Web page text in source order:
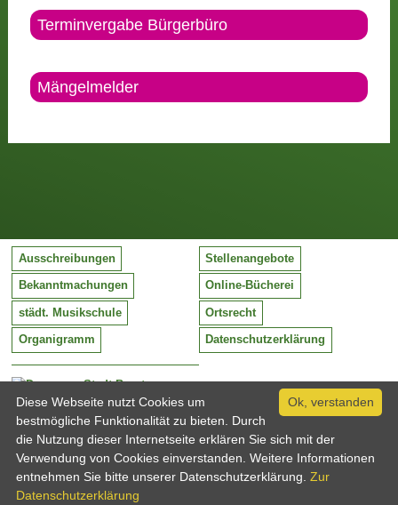
Terminvergabe Bürgerbüro
Mängelmelder
Stadt Barntrup
Mittelstraße 38
32683 Barntrup
Tel:
Email:
05263 / 409-0
info@barntrup.de
Ausschreibungen Stellenangebote
Bekanntmachungen Online-Bücherei
städt. Musikschule Ortsrecht
Organigramm Datenschutzerklärung
Ok, verstanden
Diese Webseite nutzt Cookies um
bestmögliche Funktionalität zu bieten. Durch
die Nutzung dieser Internetseite erklären Sie sich mit der
Verwendung von Cookies einverstanden. Weitere Informationen
entnehmen Sie bitte unserer Datenschutzerklärung. Zur
Datenschutzerklärung